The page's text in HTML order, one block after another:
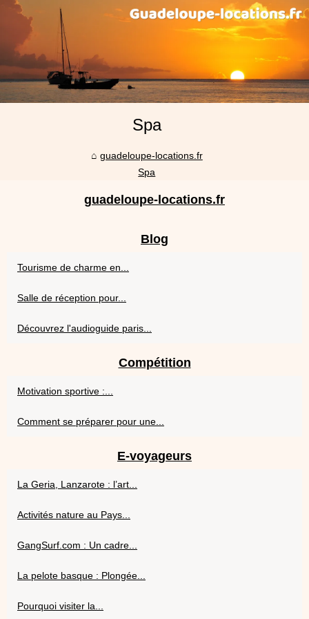
Spa
guadeloupe-locations.fr
Spa
guadeloupe-locations.fr
Blog
Tourisme de charme en...
Salle de réception pour...
Découvrez l'audioguide paris...
Compétition
Motivation sportive :...
Comment se préparer pour une...
E-voyageurs
La Geria, Lanzarote : l’art...
Activités nature au Pays...
GangSurf.com : Un cadre...
La pelote basque : Plongée...
Pourquoi visiter la...